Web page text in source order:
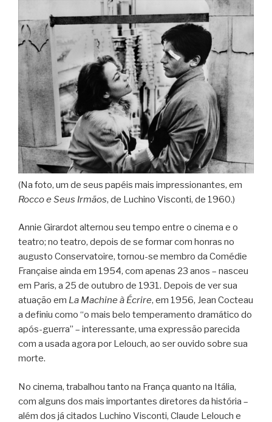
(Na foto, um de seus papéis mais impressionantes, em
Rocco e Seus Irmãos, de Luchino Visconti, de 1960.)
Annie Girardot alternou seu tempo entre o cinema e o
teatro; no teatro, depois de se formar com honras no
augusto Conservatoire, tornou-se membro da Comédie
Française ainda em 1954, com apenas 23 anos – nasceu
em Paris, a 25 de outubro de 1931. Depois de ver sua
atuação em La Machine à Écrire, em 1956, Jean Cocteau
a definiu como “o mais belo temperamento dramático do
após-guerra” – interessante, uma expressão parecida
com a usada agora por Lelouch, ao ser ouvido sobre sua
morte.
No cinema, trabalhou tanto na França quanto na Itália,
com alguns dos mais importantes diretores da história –
além dos já citados Luchino Visconti, Claude Lelouch e